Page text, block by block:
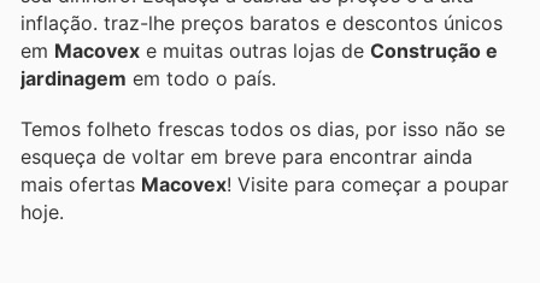
inflação. traz-lhe preços baratos e descontos únicos
em Macovex e muitas outras lojas de Construção e
jardinagem em todo o país.
Temos folheto frescas todos os dias, por isso não se
esqueça de voltar em breve para encontrar ainda
mais ofertas Macovex ! Visite para começar a poupar
hoje.